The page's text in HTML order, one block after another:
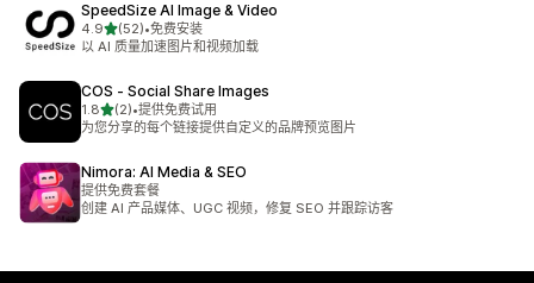
SpeedSize AI Image & Video
4.9星（满分 5 星）
(52)
总共 52 条评论
•免费安装
以 AI 质量加速图片和视频加载
COS ‑ Social Share Images
1.8星（满分 5 星）
(2)
总共 2 条评论
•提供免费试用
为您分享的每个链接提供自定义的品牌预览图片
Nimora: AI Media & SEO
提供免费套餐
创建 AI 产品媒体、UGC 视频，修复 SEO 并跟踪访客